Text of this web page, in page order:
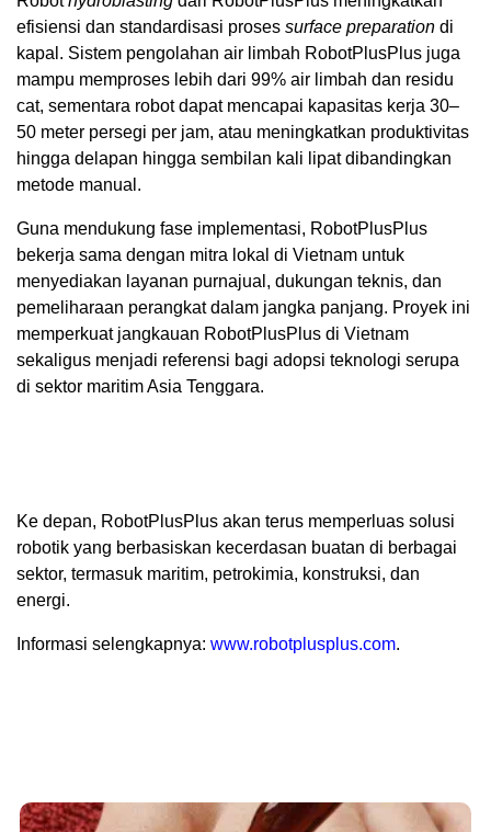
efisiensi dan standardisasi proses surface preparation di
kapal. Sistem pengolahan air limbah RobotPlusPlus juga
mampu memproses lebih dari 99% air limbah dan residu
cat, sementara robot dapat mencapai kapasitas kerja 30–
50 meter persegi per jam, atau meningkatkan produktivitas
hingga delapan hingga sembilan kali lipat dibandingkan
metode manual.
Guna mendukung fase implementasi, RobotPlusPlus
bekerja sama dengan mitra lokal di Vietnam untuk
menyediakan layanan purnajual, dukungan teknis, dan
pemeliharaan perangkat dalam jangka panjang. Proyek ini
memperkuat jangkauan RobotPlusPlus di Vietnam
sekaligus menjadi referensi bagi adopsi teknologi serupa
di sektor maritim Asia Tenggara.
Ke depan, RobotPlusPlus akan terus memperluas solusi
robotik yang berbasiskan kecerdasan buatan di berbagai
sektor, termasuk maritim, petrokimia, konstruksi, dan
energi.
Informasi selengkapnya: www.robotplusplus.com.